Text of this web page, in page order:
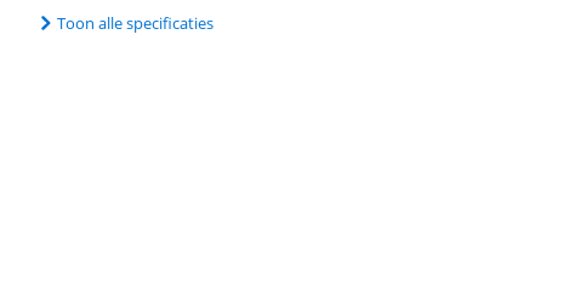
Toon alle specificaties